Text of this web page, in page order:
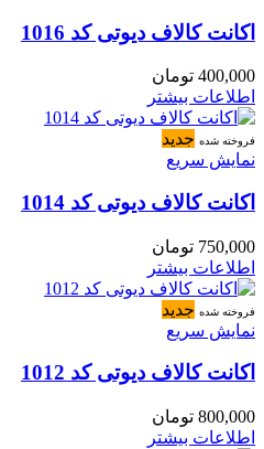
اکانت کالاف دیوتی کد 1016
400,000 تومان
اطلاعات بیشتر
فروخته شده جدید
نمایش سریع
اکانت کالاف دیوتی کد 1014
750,000 تومان
اطلاعات بیشتر
فروخته شده جدید
نمایش سریع
اکانت کالاف دیوتی کد 1012
800,000 تومان
اطلاعات بیشتر